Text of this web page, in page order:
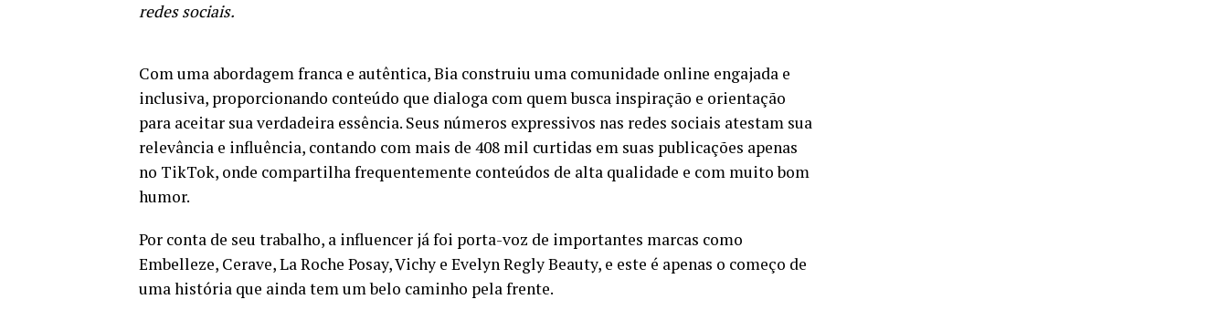
redes sociais.
Com uma abordagem franca e autêntica, Bia construiu uma comunidade online engajada e
inclusiva, proporcionando conteúdo que dialoga com quem busca inspiração e orientação
para aceitar sua verdadeira essência. Seus números expressivos nas redes sociais atestam sua
relevância e influência, contando com mais de 408 mil curtidas em suas publicações apenas
no TikTok, onde compartilha frequentemente conteúdos de alta qualidade e com muito bom
humor.
Por conta de seu trabalho, a influencer já foi porta-voz de importantes marcas como
Embelleze, Cerave, La Roche Posay, Vichy e Evelyn Regly Beauty, e este é apenas o começo de
uma história que ainda tem um belo caminho pela frente.